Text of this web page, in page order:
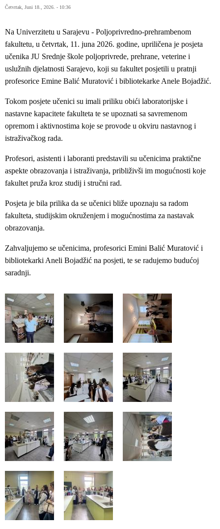
Četvrtak, Juni 18., 2026. - 10:36
Na Univerzitetu u Sarajevu - Poljoprivredno-prehrambenom
fakultetu, u četvrtak, 11. juna 2026. godine, upriličena je posjeta
učenika JU Srednje škole poljoprivrede, prehrane, veterine i
uslužnih djelatnosti Sarajevo, koji su fakultet posjetili u pratnji
profesorice Emine Balić Muratović i bibliotekarke Anele Bojadžić.
Tokom posjete učenici su imali priliku obići laboratorijske i
nastavne kapacitete fakulteta te se upoznati sa savremenom
opremom i aktivnostima koje se provode u okviru nastavnog i
istraživačkog rada.
Profesori, asistenti i laboranti predstavili su učenicima praktične
aspekte obrazovanja i istraživanja, približivši im mogućnosti koje
fakultet pruža kroz studij i stručni rad.
Posjeta je bila prilika da se učenici bliže upoznaju sa radom
fakulteta, studijskim okruženjem i mogućnostima za nastavak
obrazovanja.
Zahvaljujemo se učenicima, profesorici Emini Balić Muratović i
bibliotekarki Aneli Bojadžić na posjeti, te se radujemo budućoj
saradnji.